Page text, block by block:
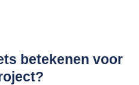
betekenen voor